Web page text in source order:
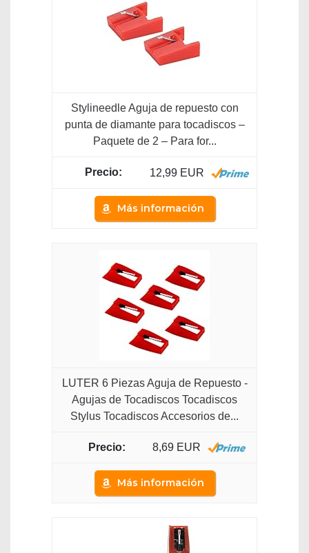
Stylineedle Aguja de repuesto con
punta de diamante para tocadiscos –
Paquete de 2 – Para for...
12,99 EUR
Más información
LUTER 6 Piezas Aguja de Repuesto -
Agujas de Tocadiscos Tocadiscos
Stylus Tocadiscos Accesorios de...
8,69 EUR
Más información